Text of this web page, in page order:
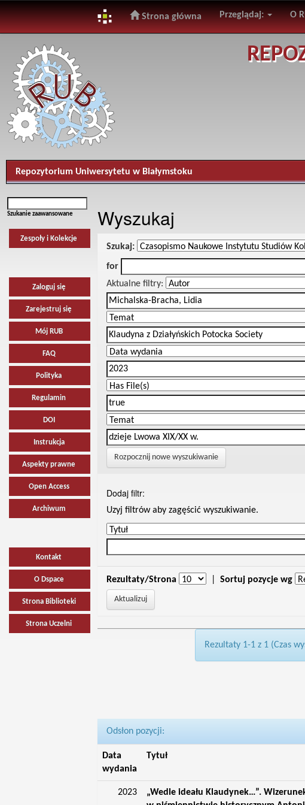
navigation
Strona główna Przeglądaj: O
Repozytorium Uniwersytetu w Białymstoku
Szukanie zaawansowane
Zespoły i Kolekcje
Zaloguj się
Zarejestruj się
Mój RUB
FAQ
Polityka
Regulamin
DOI
Instrukcja
Aspekty prawne
Open Access
Archiwum
Kontakt
O Dspace
Strona Biblioteki
Strona Uczelni
Wyszukaj
Szukaj:
for
Aktualne filtry:
Rozpocznij nowe wyszukiwanie
Dodaj filtr:
Uzyj filtrów aby zagęścić wyszukiwanie.
Rezultaty/Strona Sortuj pozycje wg
Rezultaty 1-1 z 1 (Czas
Odsłon pozycji:
Data
wydania
Tytuł
2023
„Wedle ideału Klaudynek…”.